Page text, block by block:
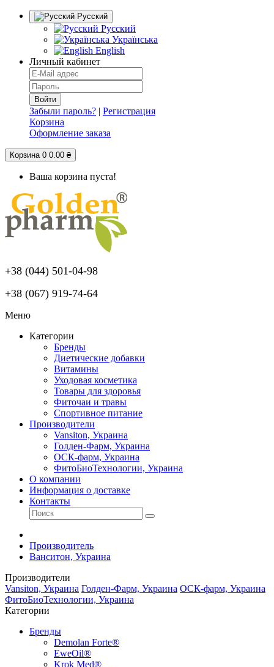
Русский
Русский
Українська
English
Личный кабинет
Забыли пароль? | Регистрация
Корзина
Оформление заказа
Корзина 0 0.00 ₴
Ваша корзина пуста!
+38 (044) 501-04-98
+38 (067) 919-74-64
Меню
Категории
Бренды
Диетические добавки
Витамины
Уходовая косметика
Товары для здоровья
Фиточаи и травы
Спортивное питание
Производители
Vansiton, Украина
Голден-Фарм, Украина
ОСК-фарм, Украина
ФитоБиоТехнологии, Украина
О компании
Информация о доставке
Контакты
Производитель
Ванситон, Украина
Производители
Vansiton, Украина Голден-Фарм, Украина ОСК-фарм, Украина
ФитоБиоТехнологии, Украина
Категории
Бренды
Demolan Forte®
EweOil®
Krok Med®